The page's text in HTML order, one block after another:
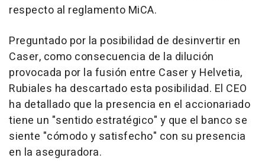
respecto al reglamento MiCA.
Preguntado por la posibilidad de desinvertir en
Caser, como consecuencia de la dilución
provocada por la fusión entre Caser y Helvetia,
Rubiales ha descartado esta posibilidad. El CEO
ha detallado que la presencia en el accionariado
tiene un "sentido estratégico" y que el banco se
siente "cómodo y satisfecho" con su presencia
en la aseguradora.